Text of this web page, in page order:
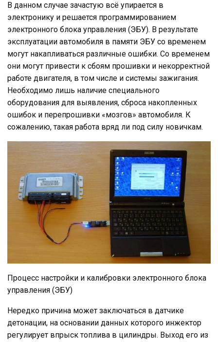
В данном случае зачастую всё упирается в
электронику и решается программированием
электронного блока управления (ЭБУ). В результате
эксплуатации автомобиля в памяти ЭБУ со временем
могут накапливаться различные ошибки. Со временем
они могут привести к сбоям прошивки и некорректной
работе двигателя, в том числе и системы зажигания.
Необходимо лишь наличие специального
оборудования для выявления, сброса накопленных
ошибок и перепрошивки «мозгов» автомобиля. К
сожалению, такая работа вряд ли под силу новичкам.
Процесс настройки и калибровки электронного блока
управления (ЭБУ)
Нередко причина может заключаться в датчике
детонации, на основании данных которого инжектор
регулирует впрыск топлива в цилиндры. Выход его из